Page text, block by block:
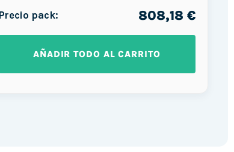
Precio pack: 808,18 €
AÑADIR TODO AL CARRITO